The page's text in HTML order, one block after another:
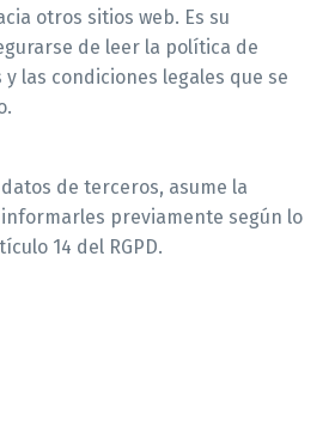
otros sitios web. Es su
de leer la política de
las condiciones legales que se
de terceros, asume la
previamente según lo
14 del RGPD.